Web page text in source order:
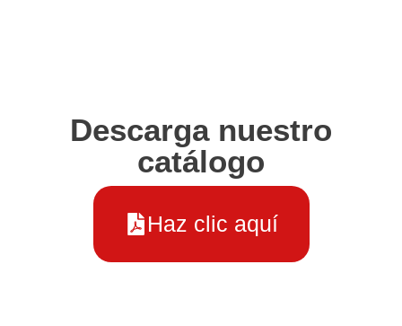
Descarga nuestro
catálogo
Haz clic aquí